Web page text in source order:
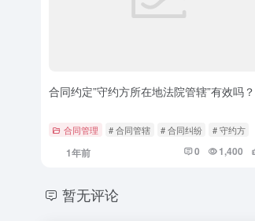
合同约定”守约方所在地法院管辖”有效吗？
合同管理 # 合同管辖 # 合同纠纷 # 守约方
1年前 0 1,400
暂无评论